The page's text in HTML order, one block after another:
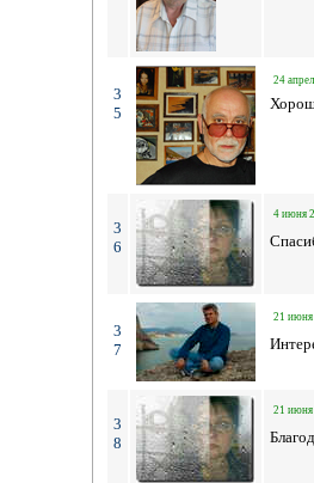
3
5
24
3
6
4 июня
3
7
21 июня
3
8
21 июня